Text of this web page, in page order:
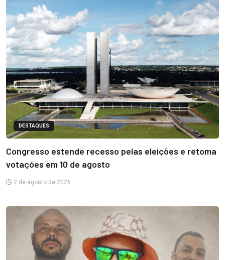
DESTAQUES
Congresso estende recesso pelas eleições e retoma
votações em 10 de agosto
2 de agosto de 2026